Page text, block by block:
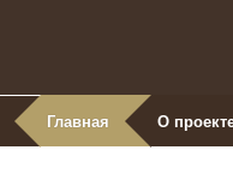
Главная О